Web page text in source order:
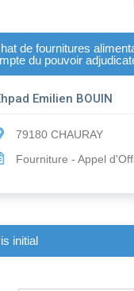
de fournitures
du pouvoir
Emilien BOUIN
79180 CHAURAY
Fourniture - Appel
initial